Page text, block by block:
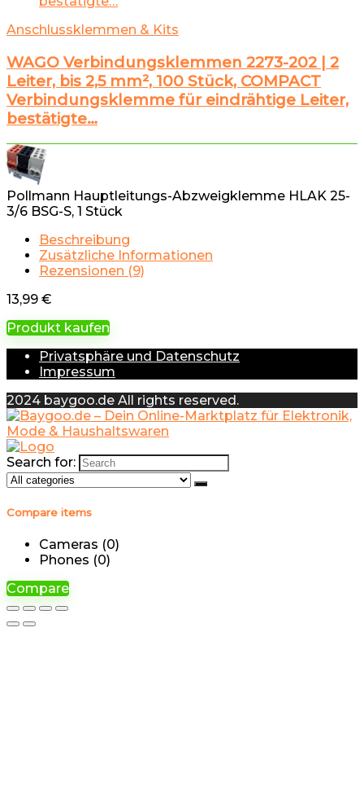
Anschlussklemmen & Kits
WAGO Verbindungsklemmen 2273-202 | 2
Leiter, bis 2,5 mm², 100 Stück, COMPACT
Verbindungsklemme für eindrähtige Leiter,
bestätigte…
Pollmann Hauptleitungs-Abzweigklemme HLAK 25-
3/6 BSG-S, 1 Stück
Beschreibung
Zusätzliche Informationen
Rezensionen (9)
13,99 €
Produkt kaufen
Privatsphäre und Datenschutz
Impressum
2024 baygoo.de All rights reserved.
Search for:
Compare items
Cameras (0)
Phones (0)
Compare